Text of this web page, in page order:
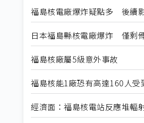
福島核電廠爆炸疑點多 後續
日本福島縣核電廠爆炸 僅剩
福島核廠屬5級意外事故
福島核能1廠恐有高達160人受
經濟面：福島核電站反應堆輻